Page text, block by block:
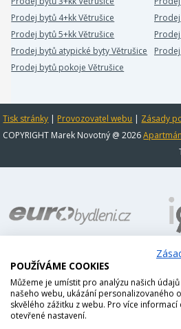
Prodej bytů 4+kk Větrušice
Prodej bytů 5+kk Větrušice
Prodej bytů atypické byty Větrušice
Prodej bytů pokoje Větrušice
Tisk stránky | Provozovatel webu | Zásady
COPYRIGHT Marek Novotný @ 2026
POUŽÍVÁME COOKIES
Můžeme je umístit pro analýzu našich
našeho webu, ukázání personalizovaného
skvělého zážitku z webu. Pro více
otevřené nastavení.